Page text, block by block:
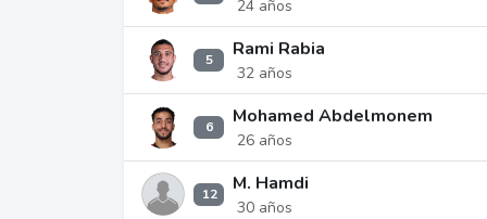
24 años
5 Rami Rabia
32 años
6 Mohamed Abdelmonem
26 años
12 M. Hamdi
30 años